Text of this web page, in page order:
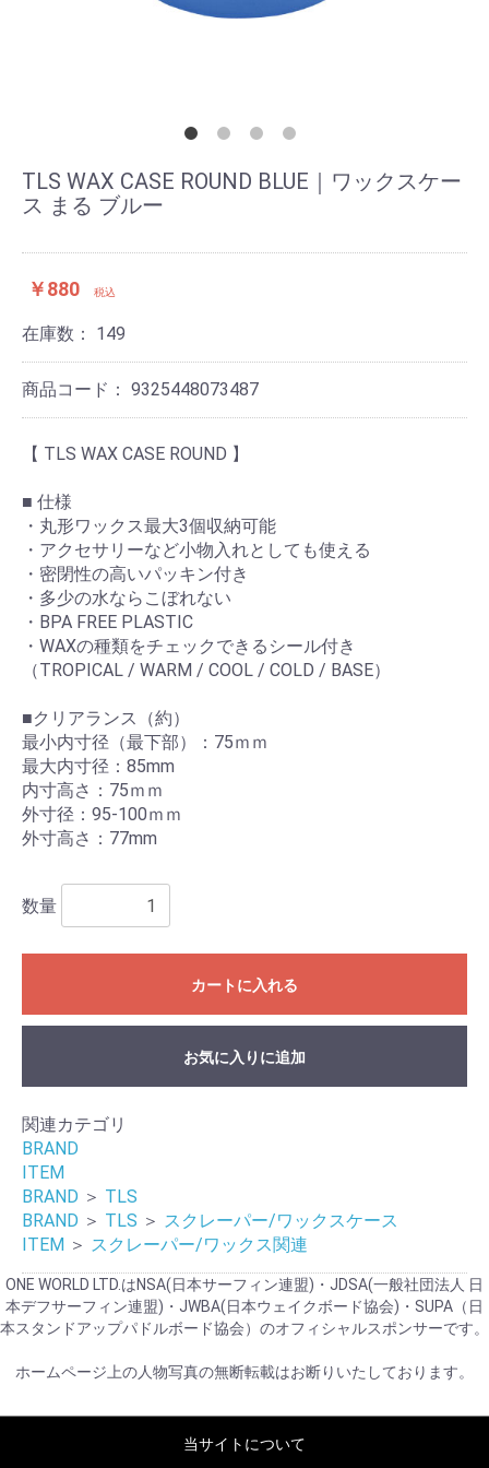
TLS WAX CASE ROUND BLUE｜ワックスケー
ス まる ブルー
￥880 税込
在庫数： 149
商品コード： 9325448073487
【 TLS WAX CASE ROUND 】
■ 仕様
・丸形ワックス最大3個収納可能
・アクセサリーなど小物入れとしても使える
・密閉性の高いパッキン付き
・多少の水ならこぼれない
・BPA FREE PLASTIC
・WAXの種類をチェックできるシール付き
（TROPICAL / WARM / COOL / COLD / BASE）
■クリアランス（約）
最小内寸径（最下部）：75ｍｍ
最大内寸径：85mm
内寸高さ：75ｍｍ
外寸径：95-100ｍｍ
外寸高さ：77mm
数量
カートに入れる
お買い物を続ける カートへ進む
お気に入りに追加
関連カテゴリ
BRAND
ITEM
BRAND ＞ TLS
BRAND ＞ TLS ＞ スクレーパー/ワックスケース
ITEM ＞ スクレーパー/ワックス関連
ONE WORLD LTD.はNSA(日本サーフィン連盟)・JDSA(一般社団法人 日
本デフサーフィン連盟)・JWBA(日本ウェイクボード協会)・SUPA（日
本スタンドアップパドルボード協会）のオフィシャルスポンサーです。
ホームページ上の人物写真の無断転載はお断りいたしております。
当サイトについて